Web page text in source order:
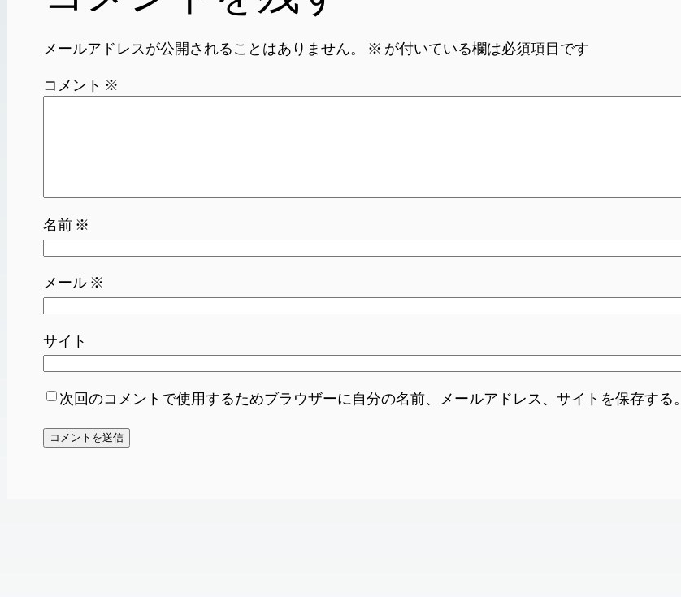
メールアドレスが公開されることはありません。 ※ が付いている欄は必須項目です
コメント ※
名前 ※
メール ※
サイト
次回のコメントで使用するためブラウザーに自分の名前、メールアドレス、サイトを保存する。